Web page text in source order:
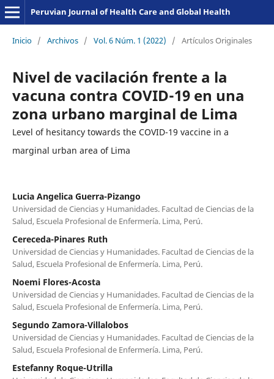
Peruvian Journal of Health Care and Global Health
Inicio / Archivos / Vol. 6 Núm. 1 (2022) / Artículos Originales
Nivel de vacilación frente a la
vacuna contra COVID-19 en una
zona urbano marginal de Lima
Level of hesitancy towards the COVID-19 vaccine in a
marginal urban area of Lima
Lucia Angelica Guerra-Pizango
Universidad de Ciencias y Humanidades. Facultad de Ciencias de la
Salud, Escuela Profesional de Enfermería. Lima, Perú.
Cereceda-Pinares Ruth
Universidad de Ciencias y Humanidades. Facultad de Ciencias de la
Salud, Escuela Profesional de Enfermería. Lima, Perú.
Noemi Flores-Acosta
Universidad de Ciencias y Humanidades. Facultad de Ciencias de la
Salud, Escuela Profesional de Enfermería. Lima, Perú.
Segundo Zamora-Villalobos
Universidad de Ciencias y Humanidades. Facultad de Ciencias de la
Salud, Escuela Profesional de Enfermería. Lima, Perú.
Estefanny Roque-Utrilla